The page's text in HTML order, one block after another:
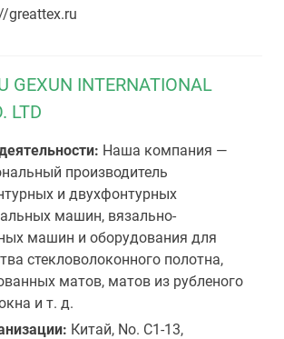
greattex.ru
GEXUN INTERNATIONAL
LTD
Наша компания —
производитель
и двухфонтурных
машин, вязально-
машин и оборудования для
стекловолоконного полотна,
матов, матов из рубленого
и т. д.
Китай, No. C1-13,